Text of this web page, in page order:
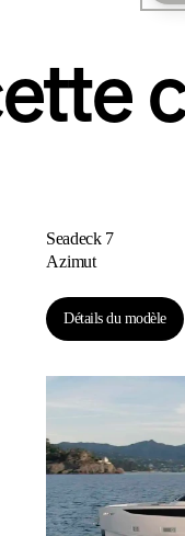
Seadeck 7
Azimut
Détails du modèle